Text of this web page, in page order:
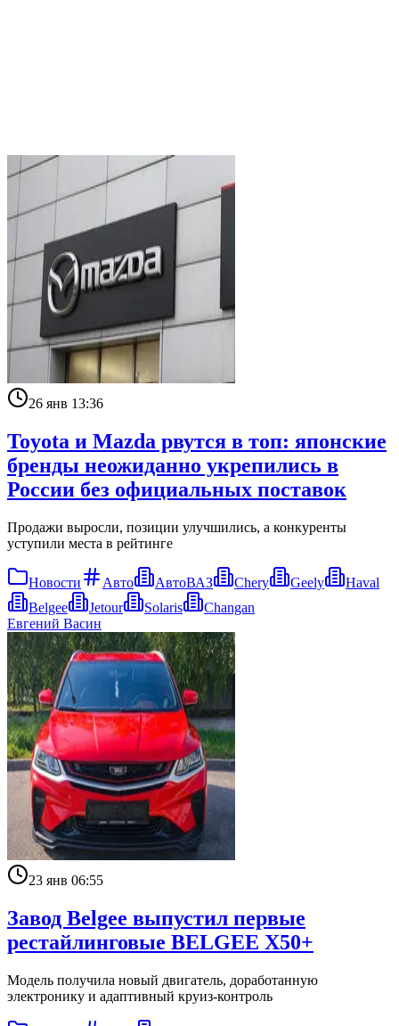
26 янв 13:36
Toyota и Mazda рвутся в топ: японские
бренды неожиданно укрепились в
России без официальных поставок
Продажи выросли, позиции улучшились, а конкуренты
уступили места в рейтинге
Новости Авто АвтоВАЗ Chery Geely
Haval
Belgee
Jetour Solaris
Changan
Евгений Васин
23 янв 06:55
Завод Belgee выпустил первые
рестайлинговые BELGEE X50+
Модель получила новый двигатель, доработанную
электронику и адаптивный круиз-контроль